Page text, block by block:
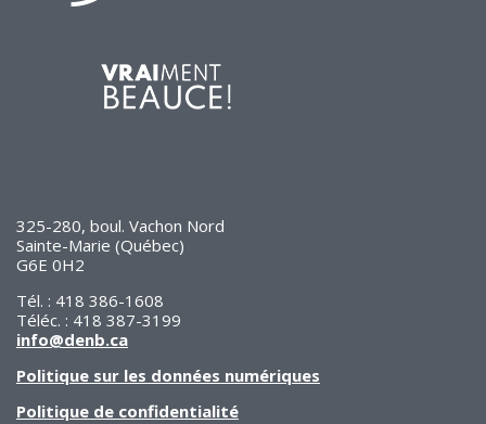
325-280, boul. Vachon Nord
Sainte-Marie (Québec)
G6E 0H2
Tél. : 418 386-1608
Téléc. : 418 387-3199
info@denb.ca
Politique sur les données numériques
Politique de confidentialité